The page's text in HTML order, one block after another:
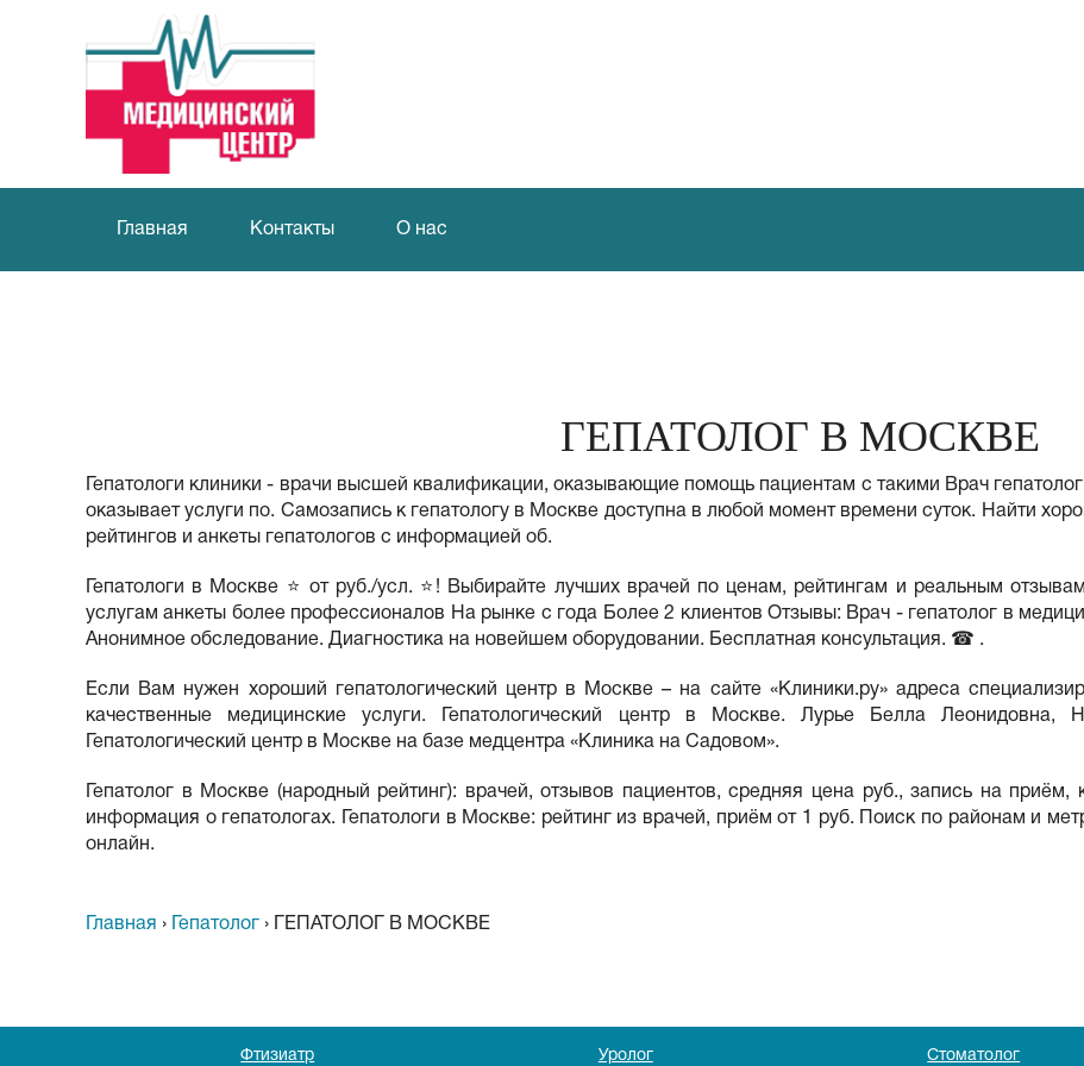
Главная Контакты О нас
ГЕПАТОЛОГ В МОСКВЕ
Гепатологи клиники - врачи высшей квалификации, оказывающие помощь пациентам с такими Врач
оказывает услуги по. Самозапись к гепатологу в Москве доступна в любой момент времени суток. Найти
рейтингов и анкеты гепатологов с информацией об.
Гепатологи в Москве ⭐ от руб./усл. ⭐! Выбирайте лучших врачей по ценам, рейтингам и реальным
услугам анкеты более профессионалов На рынке с года Более 2 клиентов Отзывы: Врач - гепатолог в
Анонимное обследование. Диагностика на новейшем оборудовании. Бесплатная консультация. ☎ .
Если Вам нужен хороший гепатологический центр в Москве – на сайте «Клиники.ру» адреса
качественные медицинские услуги. Гепатологический центр в Москве. Лурье Белла Леонидовна,
Гепатологический центр в Москве на базе медцентра «Клиника на Садовом».
Гепатолог в Москве (народный рейтинг): врачей, отзывов пациентов, средняя цена руб., запись на
информация о гепатологах. Гепатологи в Москве: рейтинг из врачей, приём от 1 руб. Поиск по районам и
онлайн.
Главная › Гепатолог › ГЕПАТОЛОГ В МОСКВЕ
Фтизиатр Уролог Стоматолог